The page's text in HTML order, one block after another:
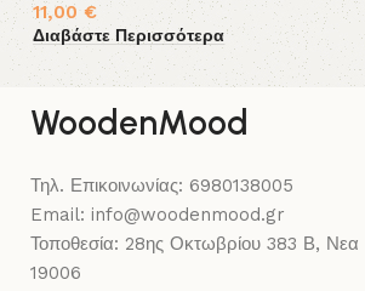
11,00 €
Διαβάστε Περισσότερα
WoodenMood
Τηλ. Επικοινωνίας: 6980138005
Email: info@woodenmood.gr
Τοποθεσία: 28ης Οκτωβρίου 383 Β, Νεα
19006